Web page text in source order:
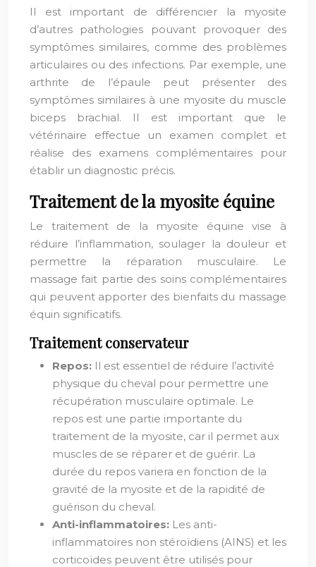
Il est important de différencier la myosite
d’autres pathologies pouvant provoquer des
symptômes similaires, comme des problèmes
articulaires ou des infections. Par exemple, une
arthrite de l’épaule peut présenter des
symptômes similaires à une myosite du muscle
biceps brachial. Il est important que le
vétérinaire effectue un examen complet et
réalise des examens complémentaires pour
établir un diagnostic précis.
Traitement de la myosite équine
Le traitement de la myosite équine vise à
réduire l’inflammation, soulager la douleur et
permettre la réparation musculaire. Le
massage fait partie des soins complémentaires
qui peuvent apporter des bienfaits du massage
équin significatifs.
Traitement conservateur
Repos: Il est essentiel de réduire l’activité
physique du cheval pour permettre une
récupération musculaire optimale. Le
repos est une partie importante du
traitement de la myosite, car il permet aux
muscles de se réparer et de guérir. La
durée du repos variera en fonction de la
gravité de la myosite et de la rapidité de
guérison du cheval.
Anti-inflammatoires: Les anti-
inflammatoires non stéroïdiens (AINS) et les
corticoïdes peuvent être utilisés pour